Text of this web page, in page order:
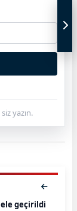
yazın.
ele geçirildi